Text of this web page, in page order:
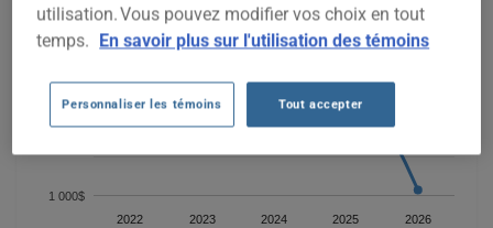
2022 2023 2024 2025 2026
1 000$
2 000$
utilisation. Vous pouvez modifier vos choix en tout
temps. En savoir plus sur l'utilisation des témoins
Personnaliser les témoins Tout accepter